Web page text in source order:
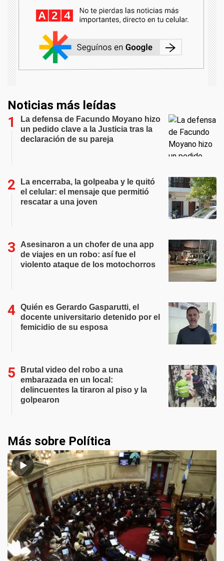
Noticias más leídas
La defensa de Facundo Moyano hizo
un pedido clave a la Justicia tras la
declaración de su pareja
La encerraba, la golpeaba y le quitó
el celular: el mensaje que permitió
rescatar a una joven
Asesinaron a un chofer de una app
de viajes en un robo: así fue el
violento ataque de los motochorros
Quién es Gerardo Gasparutti, el
docente universitario detenido por el
femicidio de su esposa
Brutal video del robo a una
embarazada en un local:
delincuentes la tiraron al piso y la
golpearon
Más sobre Política